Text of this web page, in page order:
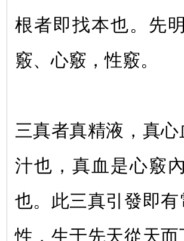
根者即找本也。先
竅、心竅，性竅。
三真者真精液，真
汁也，真血是心竅
也。此三真引發即
性，生于先天從天